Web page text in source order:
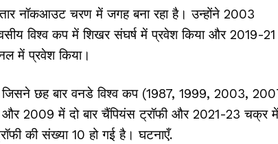
नॉकआउट चरण में जगह बना रहा है। उन्होंने 2003
विश्व कप में शिखर संघर्ष में प्रवेश किया और 2019-21
में प्रवेश किया।
छह बार वनडे विश्व कप (1987, 1999, 2003,
2009 में दो बार चैंपियंस ट्रॉफी और 2021-23 चक्र में
की संख्या 10 हो गई है। घटनाएँ.